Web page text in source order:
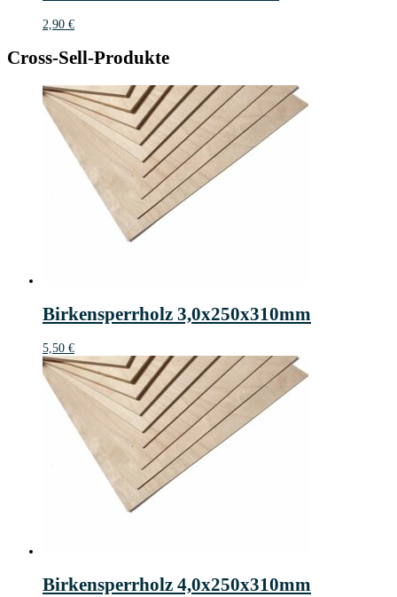
2,90 €
Cross-Sell-Produkte
Birkensperrholz 3,0x250x310mm
5,50 €
Birkensperrholz 4,0x250x310mm